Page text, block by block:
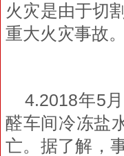
火灾是由于切
重大火灾事故。
4.2018年5
醛车间冷冻盐
亡。据了解，